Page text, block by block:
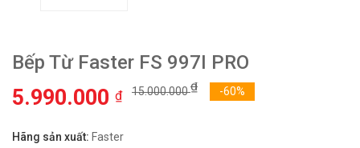
Bếp Từ Faster FS 997I PRO
5.990.000 ₫ 15.000.000₫ -60%
Hãng sản xuất: Faster